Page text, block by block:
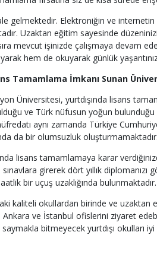
gelmektedir. Elektroniğin ve internetin
Uzaktan eğitim sayesinde
mevcut işinizde çalışmaya devam
hem de okuyarak günlük
Tamamlama İmkanı Sunan
Üniversitesi, yurtdışında lisans
ve Türk nüfusun yoğun
aynı zamanda Türkiye
da bir olumsuzluk oluşturmamaktadır.
lisans tamamlamaya karar
girerek dört yıllık diplomanızı
bir uçuş uzaklığında bulunmaktadır.
kaliteli okullardan birinde ve uzaktan
Ankara ve İstanbul ofislerini ziyaret
bitmeyecek yurtdışı okulları